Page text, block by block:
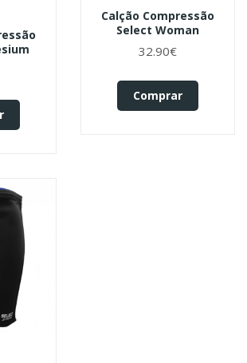
Calção Compressão
Select Woman
32.90€
Comprar